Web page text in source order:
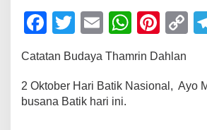
F
c
e
b
T
wi
tt
er
E
m
ail
W
h
at
s
Pi
nt
er
e
C
y
Catatan Budaya Thamrin Dahlan
2 Oktober Hari Batik Nasional, Ayo
busana Batik hari ini.